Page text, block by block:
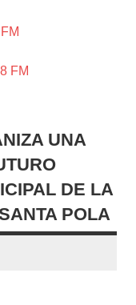
Radio en el Medio
UNA
DE LA
POLA